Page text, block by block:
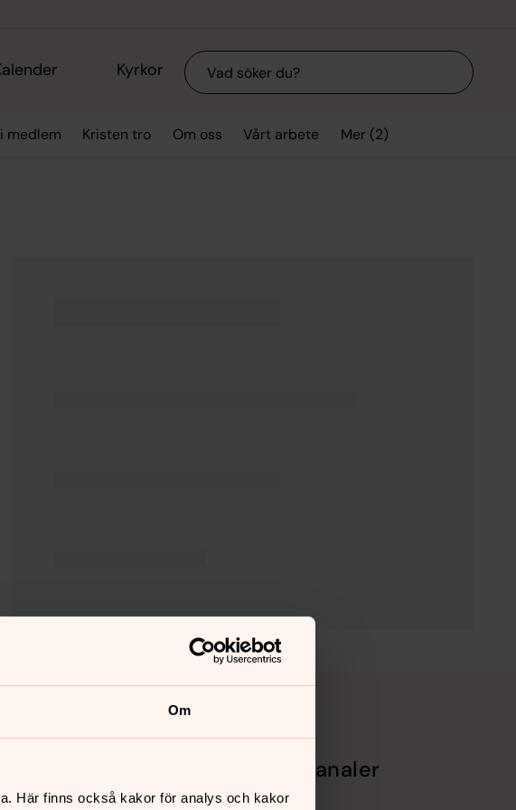
Om
Här finns också kakor för analys och kakor
Kyrkor Sök
medlem Kristen tro Om oss Vårt arbete Mer (2)
Sociala kanaler